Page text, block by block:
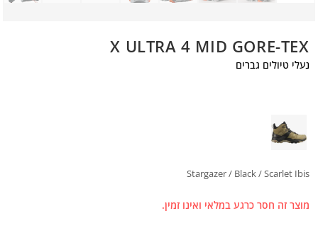
X ULTRA 4 MID GORE-TEX
נעלי טיולים גברים
Stargazer / Black / Scarlet Ibis
מוצר זה חסר כרגע במלאי ואינו זמין.